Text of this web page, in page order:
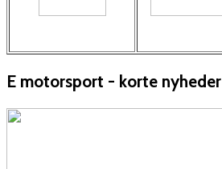
E motorsport - korte nyheder